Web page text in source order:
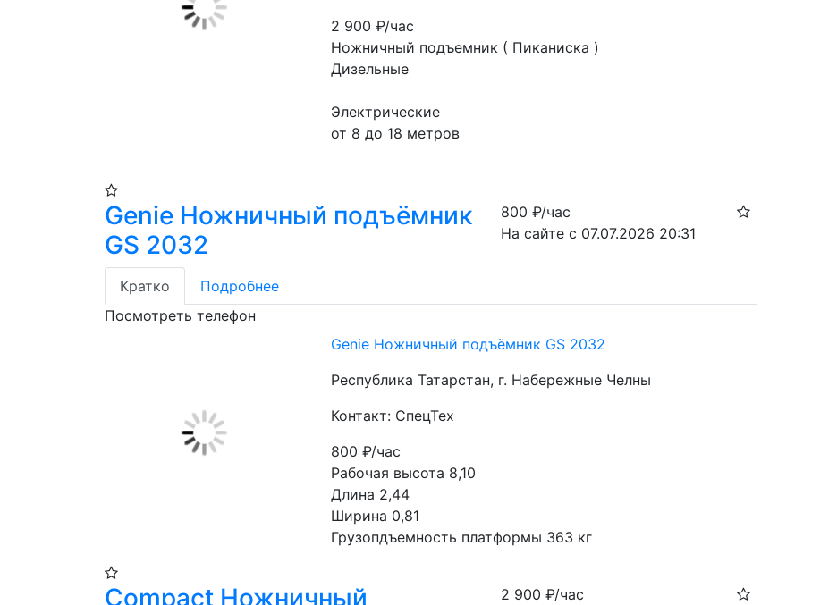
2 900₽/час
Ножничный подъемник ( Пиканиска )
Дизельные
Электрические
от 8 до 18 метров
Genie Ножничный подъёмник
GS 2032
800₽/час
На сайте с 07.07.2026 20:31
Кратко
Подробнее
Посмотреть телефон
Genie Ножничный подъёмник GS 2032
Республика Татарстан, г. Набережные Челны
Контакт: СпецТех
800₽/час
Рабочая высота 8,10
Длина 2,44
Ширина 0,81
Грузопдъемность платформы 363 кг
Compact Ножничный
2 900₽/час